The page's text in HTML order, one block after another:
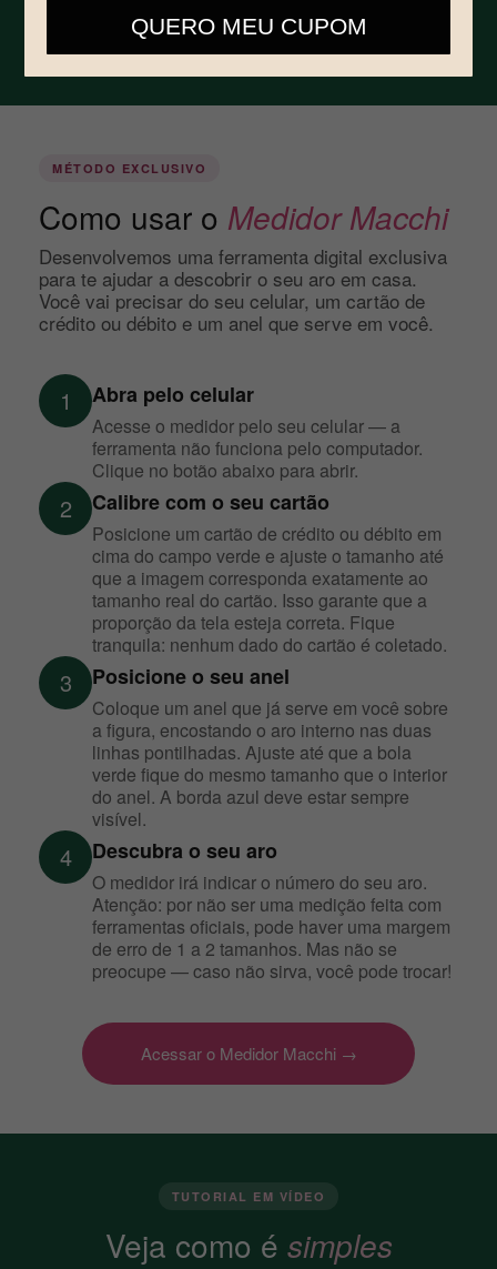
Ver como medir ↓
MÉTODO EXCLUSIVO
Como usar o Medidor Macchi
Desenvolvemos uma ferramenta digital exclusiva
para te ajudar a descobrir o seu aro em casa.
Você vai precisar do seu celular, um cartão de
crédito ou débito e um anel que serve em você.
1 Abra pelo celular
Acesse o medidor pelo seu celular — a
ferramenta não funciona pelo computador.
Clique no botão abaixo para abrir.
2 Calibre com o seu cartão
Posicione um cartão de crédito ou débito em
cima do campo verde e ajuste o tamanho até
que a imagem corresponda exatamente ao
tamanho real do cartão. Isso garante que a
proporção da tela esteja correta. Fique
tranquila: nenhum dado do cartão é coletado.
3 Posicione o seu anel
Coloque um anel que já serve em você sobre
a figura, encostando o aro interno nas duas
linhas pontilhadas. Ajuste até que a bola
verde fique do mesmo tamanho que o interior
do anel. A borda azul deve estar sempre
visível.
4 Descubra o seu aro
O medidor irá indicar o número do seu aro.
Atenção: por não ser uma medição feita com
ferramentas oficiais, pode haver uma margem
de erro de 1 a 2 tamanhos. Mas não se
preocupe — caso não sirva, você pode trocar!
Acessar o Medidor Macchi →
TUTORIAL EM VÍDEO
Veja como é simples
telefone
QUERO MEU CUPOM